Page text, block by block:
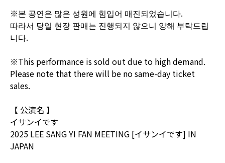
※본 공연은 많은 성원에 힘입어 매진되었습니다.
따라서 당일 현장 판매는 진행되지 않으니 양해 부탁드립
니다.
※This performance is sold out due to high demand.
Please note that there will be no same-day ticket
sales.
【 公演名 】
イサンイです
2025 LEE SANG YI FAN MEETING [イサンイです] IN
JAPAN